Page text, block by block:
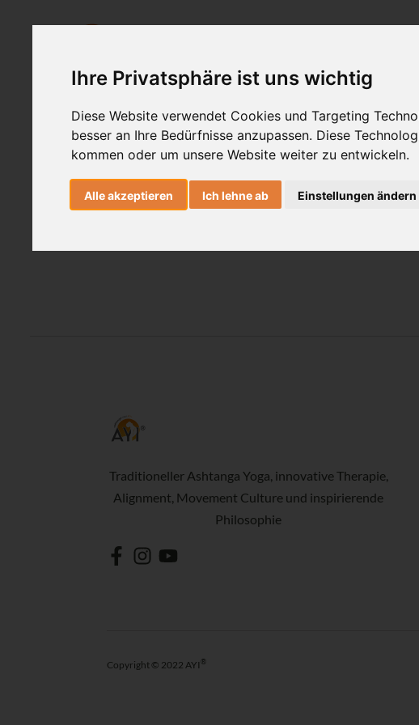
Ihre Privatsphäre ist uns wichtig
Diese Website verwendet Cookies und Targeting
besser an Ihre Bedürfnisse anzupassen. Diese
kommen oder um unsere Website weiter zu entwickeln.
Alle akzeptieren Ich lehne ab Einstellungen ändern
Sandra
Yogalehrerin
Traditioneller Ashtanga Yoga, innovative Therapie,
Alignment, Movement Culture und inspirierende
Philosophie
Copyright © 2022 AYI ®